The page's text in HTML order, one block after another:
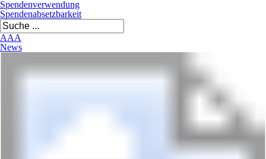
Spendenverwendung
Spendenabsetzbarkeit
AAA
News